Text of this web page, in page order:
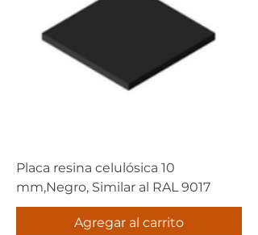
Placa resina celulósica 10
mm,Negro, Similar al RAL 9017
Agregar al carrito